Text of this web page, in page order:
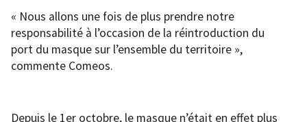
« Nous allons une fois de plus prendre notre
responsabilité à l’occasion de la réintroduction du
port du masque sur l’ensemble du territoire »,
commente Comeos.
Depuis le 1er octobre, le masque n’était en effet plus